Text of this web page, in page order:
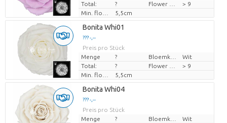
Total:
?
> 9
5,5cm
Bonita Whi01
??? -,--
Preis pro Stück
Menge
?
Wit
Total:
?
> 9
5,5cm
Bonita Whi04
??? -,--
Preis pro Stück
Menge
?
Wit